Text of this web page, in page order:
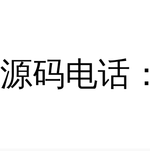
源码电话